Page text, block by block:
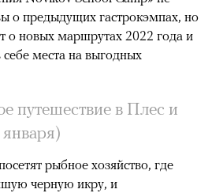
о предыдущих гастрокэмпах, но
о новых маршрутах 2022 года и
места на выгодных
путешествие в Плес и
рыбное хозяйство, где
черную икру, и